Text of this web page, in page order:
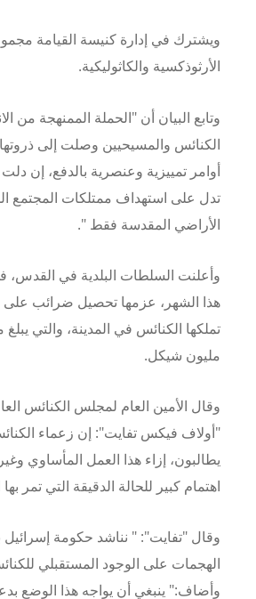
ويشترك في إدارة كنيسة القيامة
الأرثوذكسية والكاثوليكية.
وتابع البيان أن "الحملة الممنهجة من
الكنائس والمسيحيين وصلت إلى
أوامر تمييزية وعنصرية بالدفع، إن
تدل على استهداف ممتلكات المجتمع
الأراضي المقدسة فقط ".
وأعلنت السلطات البلدية في
هذا الشهر، عزمها تحصيل ضرائب على
مليون شيكل.
وقال الأمين العام لمجلس الكنائس
"أولاف فيكس تفايت": إن زعماء
يطالبون، إزاء هذا العمل المأساوي
اهتمام كبير للحالة الدقيقة التي تمر
وقال "تفايت": " نناشد حكومة
الهجمات على الوجود المستقبلي
وأضاف:" ينبغي أن يواجه هذا الوضع